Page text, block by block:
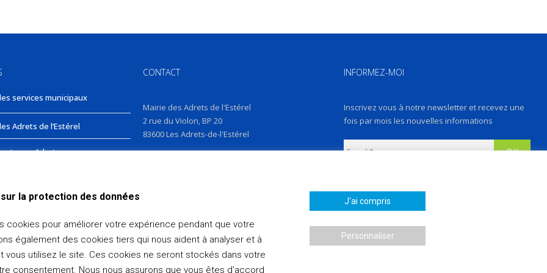
services municipaux
Adrets de l’Estérel
aux Adrets
CONTACT
Mairie des Adrets de l'Estérel
2 rue du Violon, BP 20
83600 Les Adrets-de-l'Estérel
INFORMEZ-MOI
Inscrivez vous à notre newsletter et recevez une
fois par mois les nouvelles informations
incluses dans chaque message.
en ligne (cantine) Mentions Légales Contact
la protection des données
cookies pour améliorer votre expérience pendant que votre
également des cookies tiers qui nous aident à analyser et à
vous utilisez le site. Ces cookies ne seront stockés dans votre
consentement. Nous nous assurons que vous êtes d'accord
J'ai compris
Personnaliser